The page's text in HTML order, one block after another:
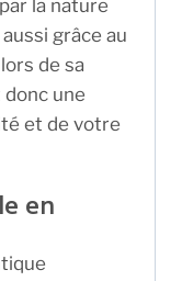
la nature
grâce au
de sa
une
et de votre
en